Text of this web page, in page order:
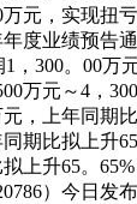
元，实现
业绩预告
300。00
万元～4，
上年同期
比拟上升
升65。
）今日